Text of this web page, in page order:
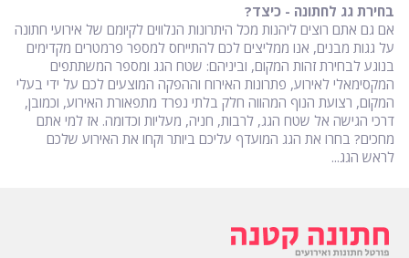
בחירת גג לחתונה - כיצד?
אם גם אתם רוצים ליהנות מכל היתרונות הנלווים לקיומם של אירועי חתונה
על גגות מבנים, אנו ממליצים לכם להתייחס למספר פרמטרים מקדימים
בנוגע לבחירת זהות המקום, וביניהם: שטח הגג ומספר המשתתפים
המקסימאלי לאירוע, פתרונות האירוח וההפקה המוצעים לכם על ידי בעלי
המקום, רצועת הנוף המהווה חלק בלתי נפרד מתפאורת האירוע, וכמובן,
דרכי הגישה אל שטח הגג, לרבות, חניה, מעליות וכדומה. אז למי אתם
מחכים? בחרו את הגג המועדף עליכם ביותר וקחו את האירוע שלכם
לראש הגג...